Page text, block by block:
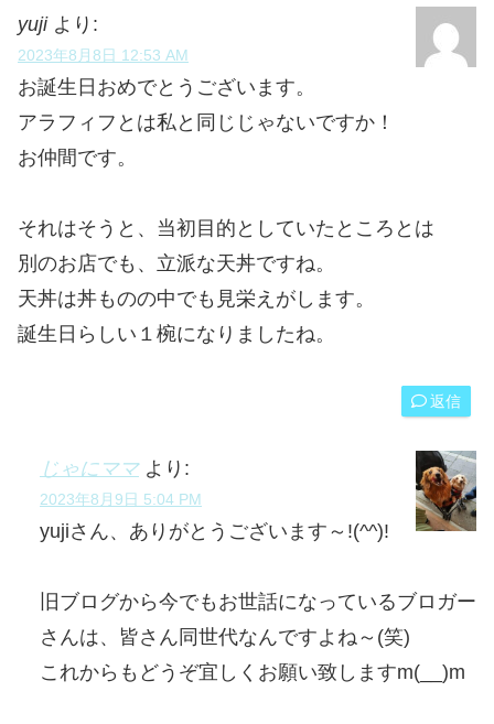
yuji より:
2023年8月8日 12:53 AM
お誕生日おめでとうございます。
アラフィフとは私と同じじゃないですか！
お仲間です。
それはそうと、当初目的としていたところとは
別のお店でも、立派な天丼ですね。
天丼は丼ものの中でも見栄えがします。
誕生日らしい１椀になりましたね。
返信
じゃにママ より:
2023年8月9日 5:04 PM
yujiさん、ありがとうございます～!(^^)!
旧ブログから今でもお世話になっているブロガー
さんは、皆さん同世代なんですよね～(笑)
これからもどうぞ宜しくお願い致しますm(__)m